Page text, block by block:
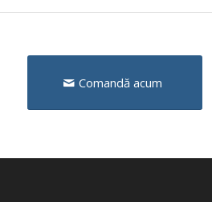
Comandă acum